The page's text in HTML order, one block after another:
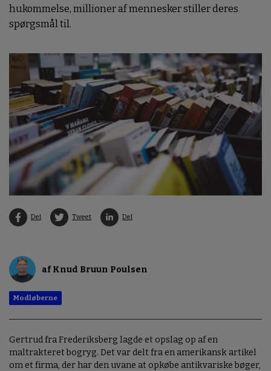
hukommelse, millioner af mennesker stiller deres
spørgsmål til.
Del Tweet Del
af Knud Bruun Poulsen
Modløberne
Gertrud fra Frederiksberg lagde et opslag op af en
maltrakteret bogryg. Det var delt fra en amerikansk artikel
om et firma, der har den uvane at opkøbe antikvariske bøger,